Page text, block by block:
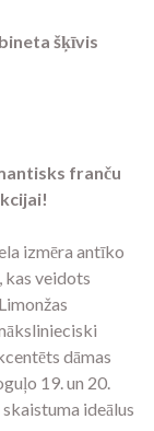
šķīvis
franču
izmēra antīko
kas veidots
dāmas
19. un 20.
skaistuma ideālus